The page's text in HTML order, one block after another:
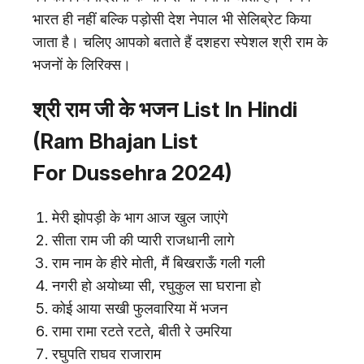
भारत ही नहीं बल्कि पड़ोसी देश नेपाल भी सेलिब्रेट किया
जाता है। चलिए आपको बताते हैं दशहरा स्पेशल श्री राम के
भजनों के लिरिक्स।
श्री राम जी के भजन List In Hindi
(Ram Bhajan List
For Dussehra 2024)
मेरी झोपड़ी के भाग आज खुल जाएंगे
सीता राम जी की प्यारी राजधानी लागे
राम नाम के हीरे मोती, मैं बिखराऊँ गली गली
नगरी हो अयोध्या सी, रघुकुल सा घराना हो
कोई आया सखी फुलवारिया में भजन
रामा रामा रटते रटते, बीती रे उमरिया
रघुपति राघव राजाराम